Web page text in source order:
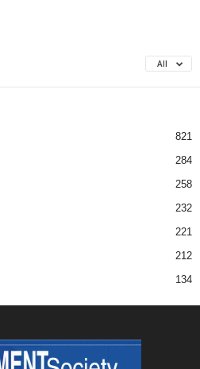
All
821
284
258
232
221
212
134